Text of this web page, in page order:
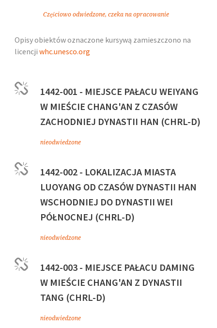
Częściowo odwiedzone, czeka na opracowanie
Opisy obiektów oznaczone kursywą zamieszczono na
licencji whc.unesco.org
1442-001 - MIEJSCE PAŁACU WEIYANG
W MIEŚCIE CHANG'AN Z CZASÓW
ZACHODNIEJ DYNASTII HAN (CHRL-D)
nieodwiedzone
1442-002 - LOKALIZACJA MIASTA
LUOYANG OD CZASÓW DYNASTII HAN
WSCHODNIEJ DO DYNASTII WEI
PÓŁNOCNEJ (CHRL-D)
nieodwiedzone
1442-003 - MIEJSCE PAŁACU DAMING
W MIEŚCIE CHANG'AN Z DYNASTII
TANG (CHRL-D)
nieodwiedzone